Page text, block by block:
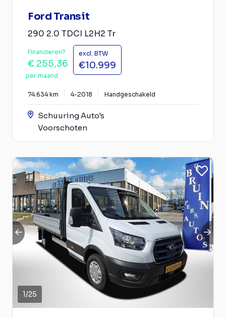
Ford Transit
290 2.0 TDCI L2H2 Tr
Financieren?
€ 255,36
per maand
excl. BTW
€10.999
74.634 km 4-2018 Handgeschakeld
Schuuring Auto's
Voorschoten
1/25